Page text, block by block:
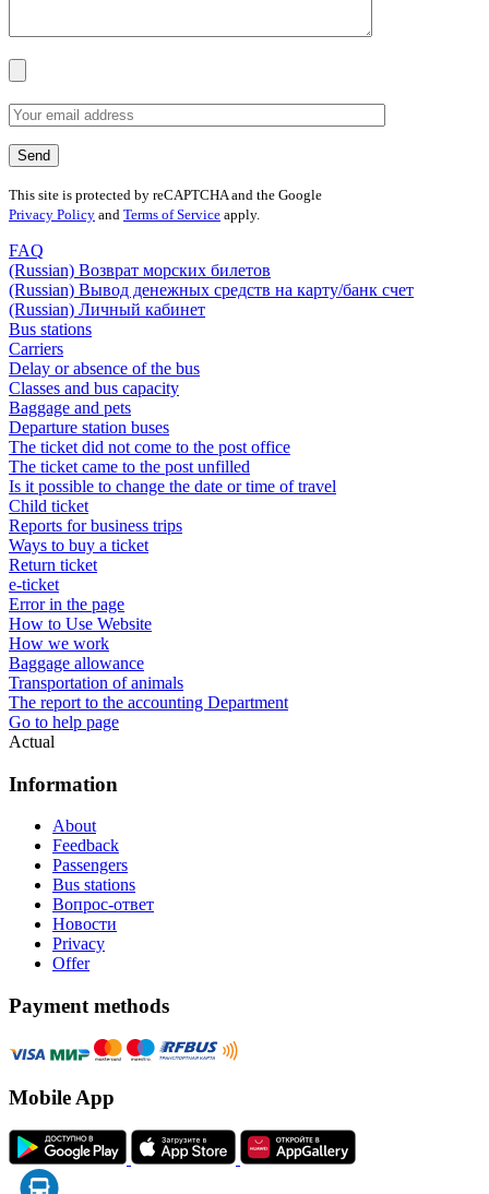
This site is protected by reCAPTCHA and the Google
Privacy Policy and Terms of Service apply.
FAQ
(Russian) Возврат морских билетов
(Russian) Вывод денежных средств на карту/банк счет
(Russian) Личный кабинет
Bus stations
Carriers
Delay or absence of the bus
Classes and bus capacity
Baggage and pets
Departure station buses
The ticket did not come to the post office
The ticket came to the post unfilled
Is it possible to change the date or time of travel
Child ticket
Reports for business trips
Ways to buy a ticket
Return ticket
e-ticket
Error in the page
How to Use Website
How we work
Baggage allowance
Transportation of animals
The report to the accounting Department
Go to help page
Actual
Information
About
Feedback
Passengers
Bus stations
Вопрос-ответ
Новости
Privacy
Offer
Payment methods
Mobile App